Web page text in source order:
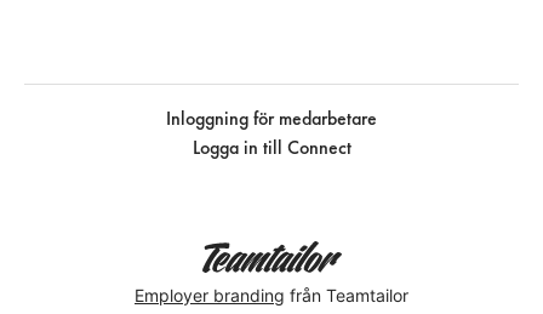
Inloggning för medarbetare
Logga in till Connect
Employer branding från Teamtailor